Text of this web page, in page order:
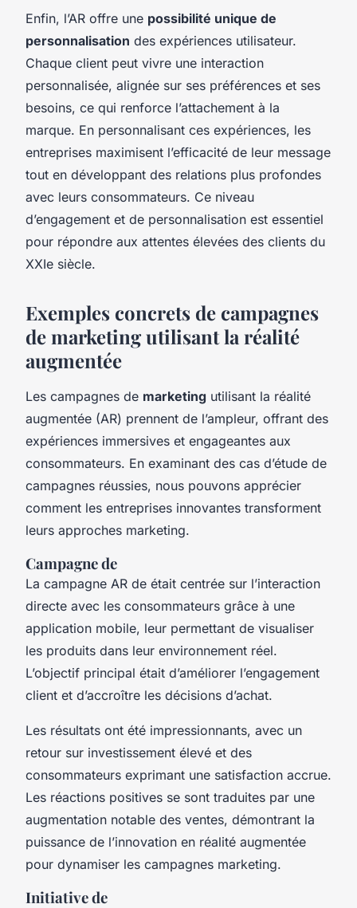
Enfin, l’AR offre une possibilité unique de
personnalisation des expériences utilisateur.
Chaque client peut vivre une interaction
personnalisée, alignée sur ses préférences et ses
besoins, ce qui renforce l’attachement à la
marque. En personnalisant ces expériences, les
entreprises maximisent l’efficacité de leur message
tout en développant des relations plus profondes
avec leurs consommateurs. Ce niveau
d’engagement et de personnalisation est essentiel
pour répondre aux attentes élevées des clients du
XXIe siècle.
Exemples concrets de campagnes
de marketing utilisant la réalité
augmentée
Les campagnes de marketing utilisant la réalité
augmentée (AR) prennent de l’ampleur, offrant des
expériences immersives et engageantes aux
consommateurs. En examinant des cas d’étude de
campagnes réussies, nous pouvons apprécier
comment les entreprises innovantes transforment
leurs approches marketing.
Campagne de
La campagne AR de était centrée sur l’interaction
directe avec les consommateurs grâce à une
application mobile, leur permettant de visualiser
les produits dans leur environnement réel.
L’objectif principal était d’améliorer l’engagement
client et d’accroître les décisions d’achat.
Les résultats ont été impressionnants, avec un
retour sur investissement élevé et des
consommateurs exprimant une satisfaction accrue.
Les réactions positives se sont traduites par une
augmentation notable des ventes, démontrant la
puissance de l’innovation en réalité augmentée
pour dynamiser les campagnes marketing.
Initiative de